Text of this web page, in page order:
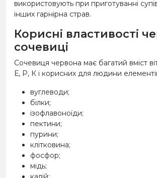
використовують при приготуванні
інших гарнірна страв.
Корисні властивості
сочевиці
Сочевиця червона має багатий вміст
Е, Р, К і корисних для людини
вуглеводи;
білки;
ізофлавоноїди;
пектини;
пурини;
клітковина;
фосфор;
мідь;